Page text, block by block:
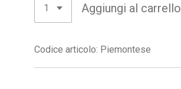
Aggiungi al carrello
Codice articolo: Piemontese